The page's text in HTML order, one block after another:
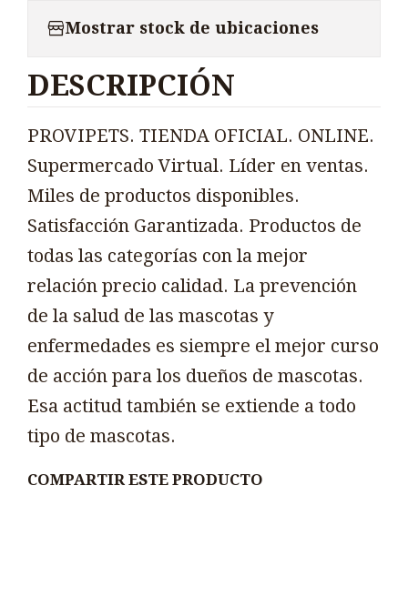
Mostrar stock de ubicaciones
DESCRIPCIÓN
PROVIPETS. TIENDA OFICIAL. ONLINE.
Supermercado Virtual. Líder en ventas.
Miles de productos disponibles.
Satisfacción Garantizada. Productos de
todas las categorías con la mejor
relación precio calidad. La prevención
de la salud de las mascotas y
enfermedades es siempre el mejor curso
de acción para los dueños de mascotas.
Esa actitud también se extiende a todo
tipo de mascotas.
COMPARTIR ESTE PRODUCTO